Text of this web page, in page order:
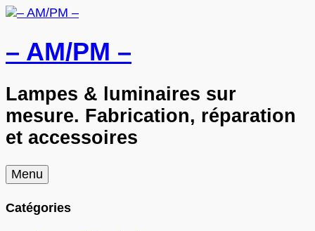
– AM/PM –
Lampes & luminaires sur
mesure. Fabrication, réparation
et accessoires
Menu Skip
to
Catégories